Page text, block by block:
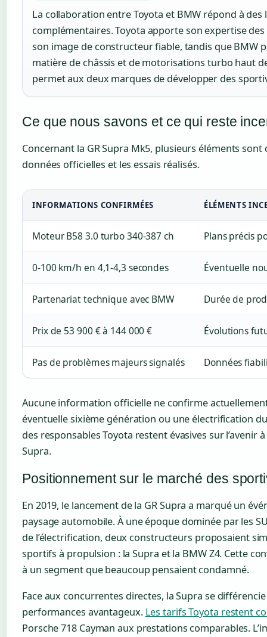
La collaboration entre Toyota et BMW répond à
complémentaires. Toyota apporte son expertise
son image de constructeur fiable, tandis que BMW
matière de châssis et de motorisations turbo haut
permet aux deux marques de développer des
Ce que nous savons et ce qui reste
Concernant la GR Supra Mk5, plusieurs éléments
données officielles et les essais réalisés.
INFORMATIONS CONFIRMÉES ÉLÉMENTS
Moteur B58 3.0 turbo 340-387 ch Plans précis
0-100 km/h en 4,1-4,3 secondes Éventuelle
Partenariat technique avec BMW Durée de
Prix de 53 900 € à 144 000 € Évolutions
Pas de problèmes majeurs signalés Données
Aucune information officielle ne confirme
éventuelle sixième génération ou une électrification
des responsables Toyota restent évasives sur l’avenir
Supra.
Positionnement sur le marché des
En 2019, le lancement de la GR Supra a marqué un
paysage automobile. À une époque dominée par les
de l’électrification, deux constructeurs proposaient
sportifs à propulsion : la Supra et la BMW Z4. Cette
à un segment que beaucoup pensaient condamné.
Face aux concurrentes directes, la Supra se
performances avantageux. Les tarifs Toyota restent
Porsche 718 Cayman aux prestations comparables.